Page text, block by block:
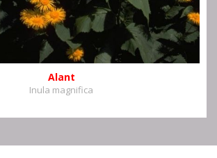
Alant
Inula magnifica